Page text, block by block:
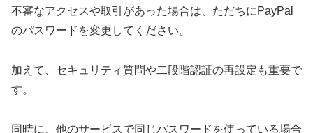
不審なアクセスや取引があった場合は、ただちにPayPal
のパスワードを変更してください。
加えて、セキュリティ質問や二段階認証の再設定も重要で
す。
同時に、他のサービスで同じパスワードを使っている場合